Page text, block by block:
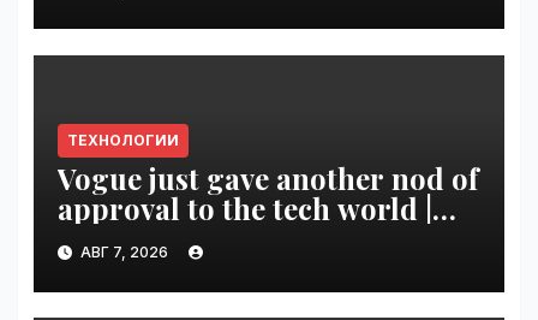
ТЕХНОЛОГИИ
Vogue just gave another nod of
approval to the tech world |
VseTime.ru
АВГ 7, 2026